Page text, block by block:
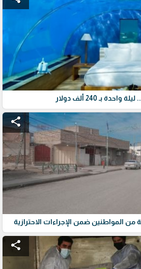
بـ 240 ألف دولار
share
من المواطنين ضمن الإجراءات الاحترازية
share